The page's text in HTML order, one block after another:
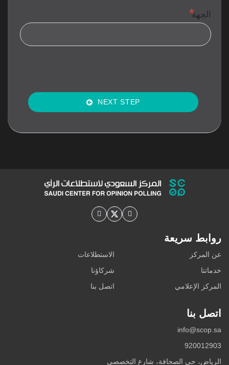
الجهة
NEXT STEP
روابط سريعة
عن المركز
الاستطلاعات
خدماتنا
شركاؤنا
المركز الإعلامي
اتصل بنا
اتصل بنا
info@scop.sa
920012903
الرياض، حي الصحافة، شارع التخصصي